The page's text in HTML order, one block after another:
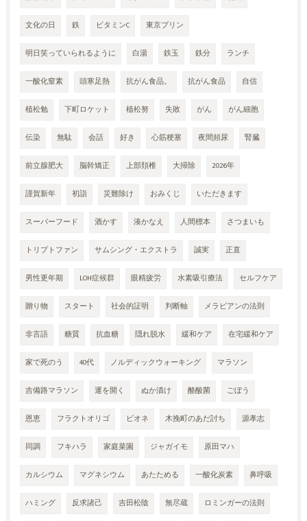
文化の日 鉄 ビタミンC 東京プリン
明日笑っていられるように 白湯 鉄玉 鉄分 ランチ
一酸化窒素 頭寒足熱 抗がん食品。 抗がん食品 自信
植松勉 下町ロケット 植松努 失敗 がん がん細胞
伝染 無駄 会話 好き 心筋梗塞 夜間頻尿 腎臓
前立腺肥大 脳幹矯正 上部頚椎 大掃除 2026年
謹賀新年 初詣 災難除け おみくじ いただきます
スーパーフード 酒かす 湊かなえ 人間標本 さつまいも
トリプトファン サムシング・エクストラ 誠実 正直
男性更年期 LOH症候群 眼精疲労 水素吸引療法 セルフケア
贈り物 スタート 社会的証明 判断軸 メラビアンの法則
非言語 糖質 抗血糖 隠れ脱水 緩和ケア 在宅緩和ケア
家で死のう 40代 ノルディックウォーキング マラソン
吉備路マラソン 運を開く ぬか漬け 酪酸菌 ごぼう
恩恵 フラクトオリゴ ビオネ 木挽町のあだ討ち 源孝志
同調 フキハラ 家庭菜園 ジャガイモ 原田マハ
カルシウム マグネシウム あたためる 一酸化炭素 鼻呼吸
ハミング 反求諸己 吉田松陰 無尽蔵 ロミンガーの法則